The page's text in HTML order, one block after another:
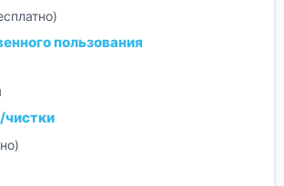
пользования
чистки